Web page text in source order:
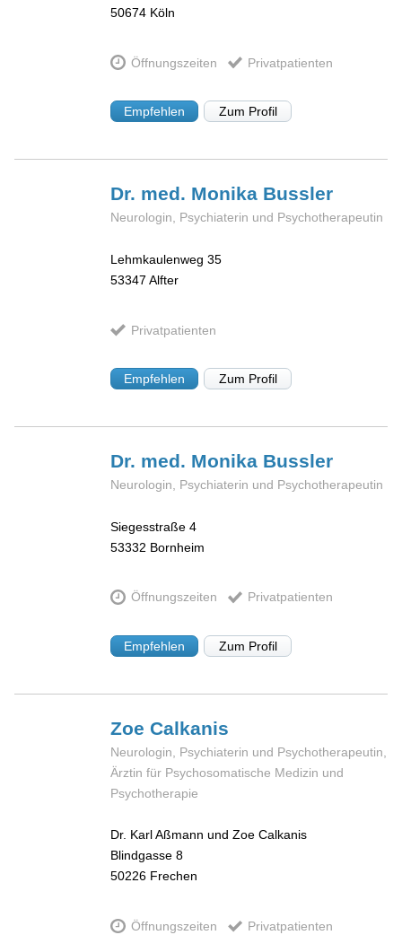
50674 Köln
Öffnungszeiten Privatpatienten
Empfehlen Zum Profil
Dr. med. Monika Bussler
Neurologin, Psychiaterin und Psychotherapeutin
Lehmkaulenweg 35
53347 Alfter
Privatpatienten
Empfehlen Zum Profil
Dr. med. Monika Bussler
Neurologin, Psychiaterin und Psychotherapeutin
Siegesstraße 4
53332 Bornheim
Öffnungszeiten Privatpatienten
Empfehlen Zum Profil
ZoeCalkanis
Neurologin, Psychiaterin und Psychotherapeutin,
Ärztin für Psychosomatische Medizin und
Psychotherapie
Dr. Karl Aßmann und Zoe Calkanis
Blindgasse 8
50226 Frechen
Öffnungszeiten Privatpatienten